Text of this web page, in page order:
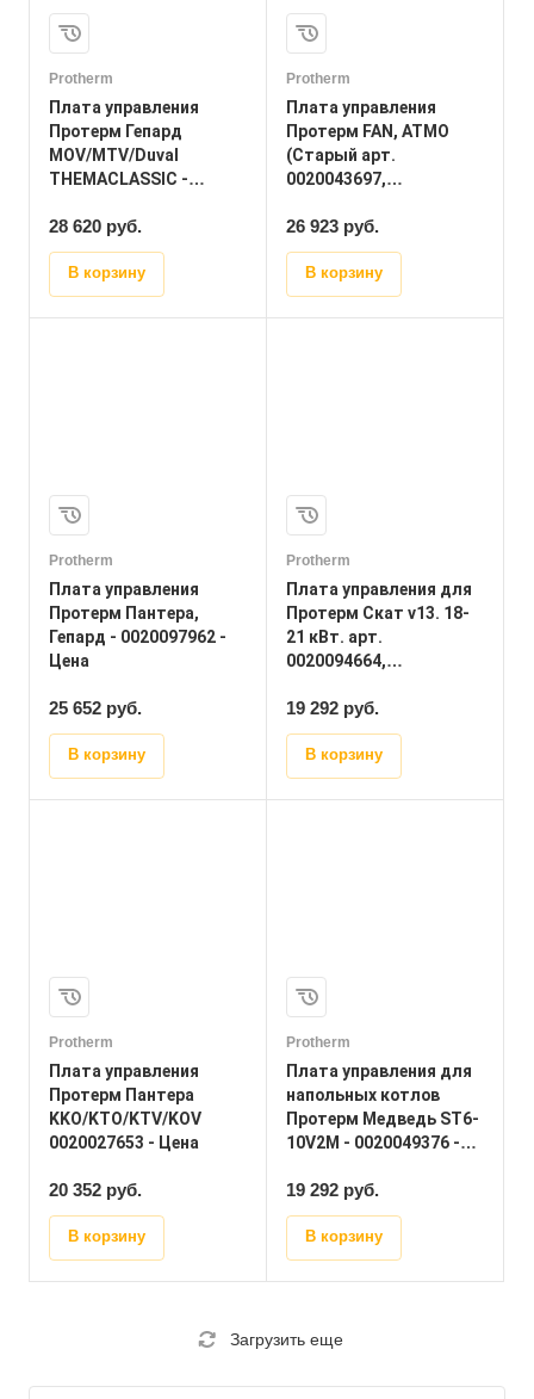
Protherm
Плата управления
Протерм Гепард
MOV/MTV/Duval
THEMACLASSIC -
28 620 руб.
В корзину
Protherm
Плата управления
Протерм FAN, ATMO
(Старый арт.
0020043697,
S1047000 - Цена
26 923 руб.
В корзину
Protherm
Плата управления
Протерм Пантера,
Гепард - 0020097962 -
Цена
25 652 руб.
В корзину
Protherm
Плата управления для
Протерм Скат v13. 18-
21 кВт. арт.
0020094664,
19 292 руб.
В корзину
Protherm
Плата управления
Протерм Пантера
KKO/KTO/KTV/KOV
0020027653 - Цена
20 352 руб.
В корзину
Protherm
Плата управления для
напольных котлов
Протерм Медведь ST6-
10V2M - 0020049376 -
19 292 руб.
В корзину
Загрузить еще